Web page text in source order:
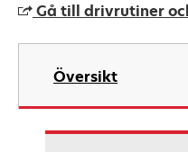
new
tab
Gå till drivrutiner
opens
new
Översikt